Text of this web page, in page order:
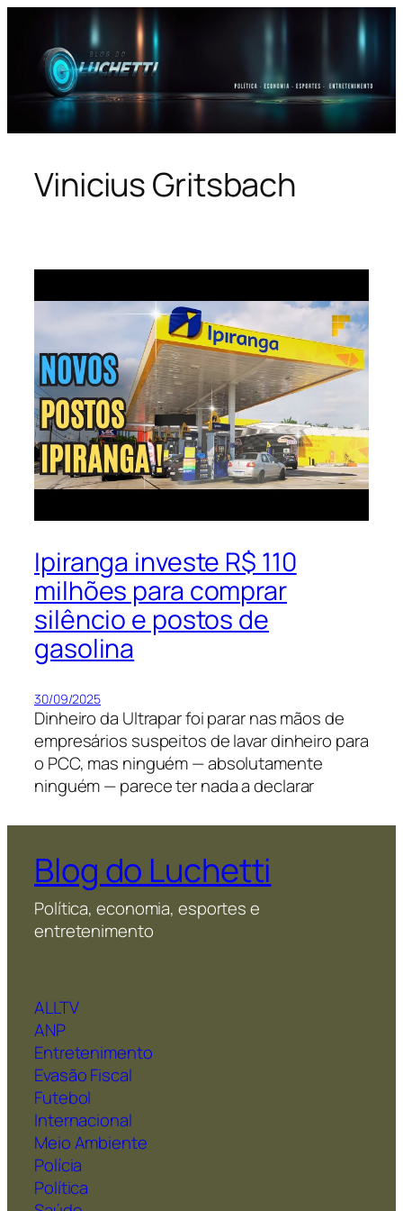
conteúdo
Vinicius Gritsbach
Ipiranga investe R$ 110
milhões para comprar
silêncio e postos de
gasolina
30/09/2025
Dinheiro da Ultrapar foi parar nas mãos de
empresários suspeitos de lavar dinheiro para
o PCC, mas ninguém — absolutamente
ninguém — parece ter nada a declarar
Blog do Luchetti
Política, economia, esportes e
entretenimento
ALLTV
ANP
Entretenimento
Evasão Fiscal
Futebol
Internacional
Meio Ambiente
Polícia
Política